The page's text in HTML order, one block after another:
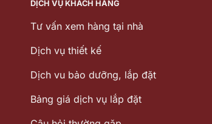
DỊCH VỤ KHÁCH HÀNG
Tư vấn xem hàng tại nhà
Dịch vụ thiết kế
Dịch vu bảo dưỡng, lắp đặt
Bảng giá dịch vụ lắp đặt